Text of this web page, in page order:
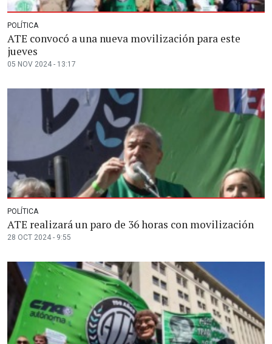
POLÍTICA
ATE convocó a una nueva movilización para este
jueves
05 NOV 2024 - 13:17
POLÍTICA
ATE realizará un paro de 36 horas con movilización
28 OCT 2024 - 9:55